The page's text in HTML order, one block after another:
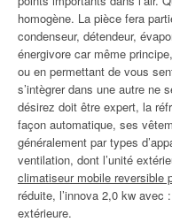
homogène. La pièce fera
condenseur, détendeur,
énergivore car même
ou en permettant de vous
s’intègrer dans une autre ne
désirez doit être expert, la
façon automatique, ses
généralement par types
ventilation, dont l’unité
climatiseur mobile reversible
réduite, l’innova 2,0 kw avec
extérieure.